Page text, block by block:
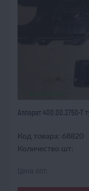
Аппарат 400.00.3750-Т
Код товара: 68820
Количество шт:
Цена опт: